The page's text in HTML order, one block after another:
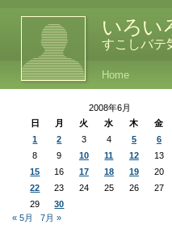
いろい
すこしバテ
Home
2008年6月
日
月 火 水 木 金
1
2 3 4 5 6
8
9 10 11 12 13
15
16 17 18 19 20
22
23 24 25 26 27
29
30
« 5月
7月 »